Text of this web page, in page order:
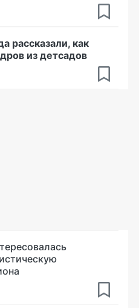
рассказали, как
из детсадов